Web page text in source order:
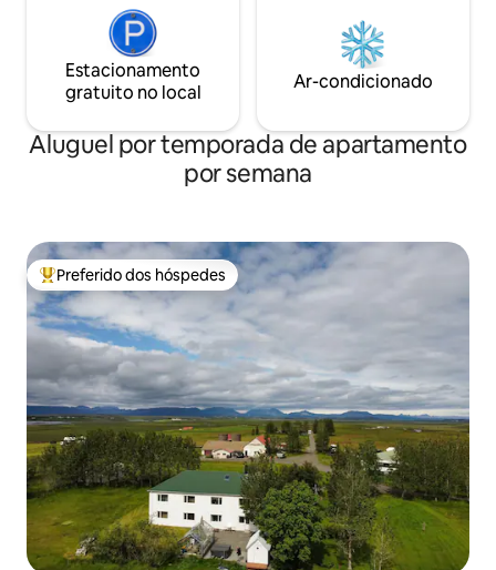
Estacionamento
gratuito no local
Ar-condicionado
Aluguel por temporada de apartamento
por semana
Entre os melhores preferidos dos hóspedes
Preferido dos hóspedes